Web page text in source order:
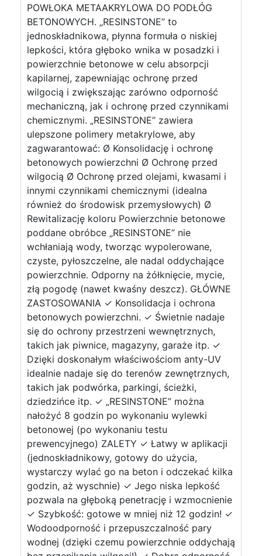
POWŁOKA METAAKRYLOWA DO PODŁÓG
BETONOWYCH. „RESINSTONE” to
jednoskładnikowa, płynna formuła o niskiej
lepkości, która głęboko wnika w posadzki i
powierzchnie betonowe w celu absorpcji
kapilarnej, zapewniając ochronę przed
wilgocią i zwiększając zarówno odporność
mechaniczną, jak i ochronę przed czynnikami
chemicznymi. „RESINSTONE” zawiera
ulepszone polimery metakrylowe, aby
zagwarantować: Ø Konsolidację i ochronę
betonowych powierzchni Ø Ochronę przed
wilgocią Ø Ochronę przed olejami, kwasami i
innymi czynnikami chemicznymi (idealna
również do środowisk przemysłowych) Ø
Rewitalizację koloru Powierzchnie betonowe
poddane obróbce „RESINSTONE” nie
wchłaniają wody, tworząc wypolerowane,
czyste, pyłoszczelne, ale nadal oddychające
powierzchnie. Odporny na żółknięcie, mycie,
złą pogodę (nawet kwaśny deszcz). GŁÓWNE
ZASTOSOWANIA ✓ Konsolidacja i ochrona
betonowych powierzchni. ✓ Świetnie nadaje
się do ochrony przestrzeni wewnętrznych,
takich jak piwnice, magazyny, garaże itp. ✓
Dzięki doskonałym właściwościom anty-UV
idealnie nadaje się do terenów zewnętrznych,
takich jak podwórka, parkingi, ścieżki,
dziedzińce itp. ✓ „RESINSTONE” można
nałożyć 8 godzin po wykonaniu wylewki
betonowej (po wykonaniu testu
prewencyjnego) ZALETY ✓ Łatwy w aplikacji
(jednoskładnikowy, gotowy do użycia,
wystarczy wylać go na beton i odczekać kilka
godzin, aż wyschnie) ✓ Jego niska lepkość
pozwala na głęboką penetrację i wzmocnienie
✓ Szybkość: gotowe w mniej niż 12 godzin! ✓
Wodoodporność i przepuszczalność pary
wodnej (dzięki czemu powierzchnie oddychają